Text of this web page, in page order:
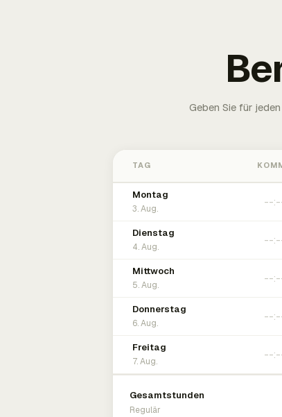
Geben Sie für
TAG
Montag
3. Aug.
Dienstag
4. Aug.
Mittwoch
5. Aug.
Donnerstag
6. Aug.
Freitag
7. Aug.
Gesamtstunden
Regulär